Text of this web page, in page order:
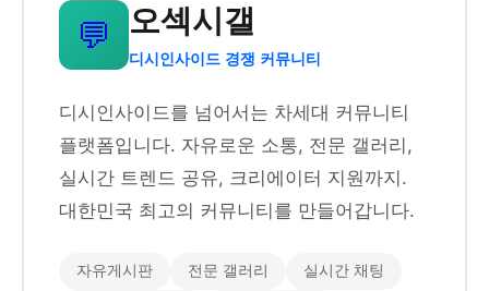
💬 오섹시갤
디시인사이드 경쟁 커뮤니티
디시인사이드를 넘어서는 차세대 커뮤니티
플랫폼입니다. 자유로운 소통, 전문 갤러리,
실시간 트렌드 공유, 크리에이터 지원까지.
대한민국 최고의 커뮤니티를 만들어갑니다.
자유게시판 전문 갤러리 실시간 채팅